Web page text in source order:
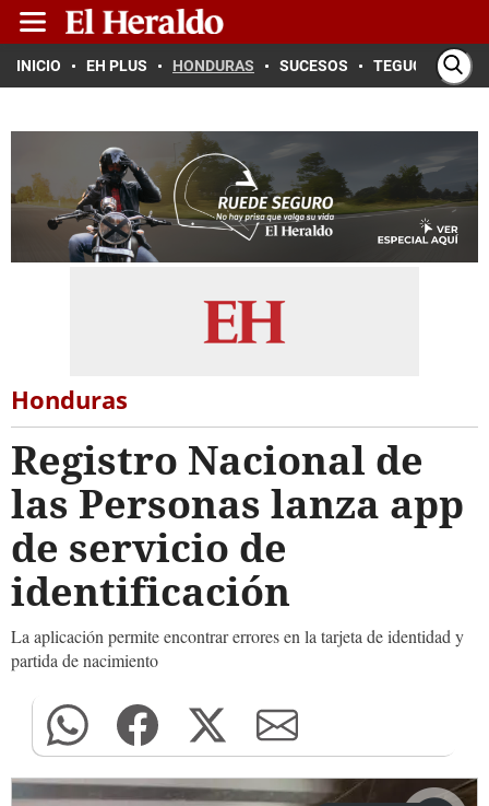
INICIO EH PLUS HONDURAS SUCESOS TEGUCIGALPA
Honduras
Registro Nacional de
las Personas lanza app
de servicio de
identificación
La aplicación permite encontrar errores en la tarjeta de identidad y
partida de nacimiento